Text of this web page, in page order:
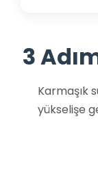
3
Karmaşık
yükselişe